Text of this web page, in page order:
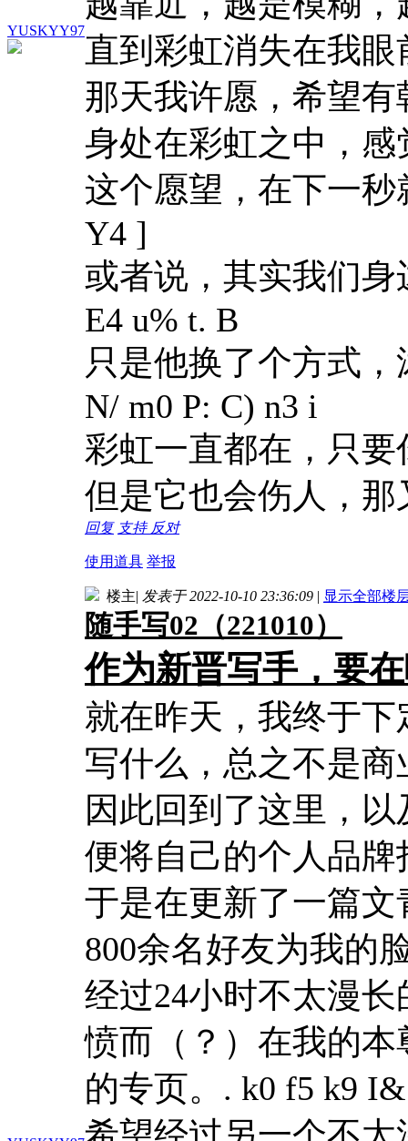
YUSKYY97
直到彩虹消失在我眼
那天我许愿，希望
身处在彩虹之中，
这个愿望，在下一秒
Y4 ]
或者说，其实我们
E4 u% t. B
只是他换了个方式
N/ m0 P: C) n3 i
彩虹一直都在，只要
但是它也会伤人，
回复 支持 反对
使用道具 举报
楼主| 发表于 2022-10-10 23:36:09 | 显示全部楼
随手写02（221010）
作为新晋写手，要
就在昨天，我终于
写什么，总之不是
因此回到了这里，
便将自己的个人品牌
于是在更新了一篇
800余名好友为我的
经过24小时不太漫
愤而（？）在我的
的专页。 . k0 f5 k9